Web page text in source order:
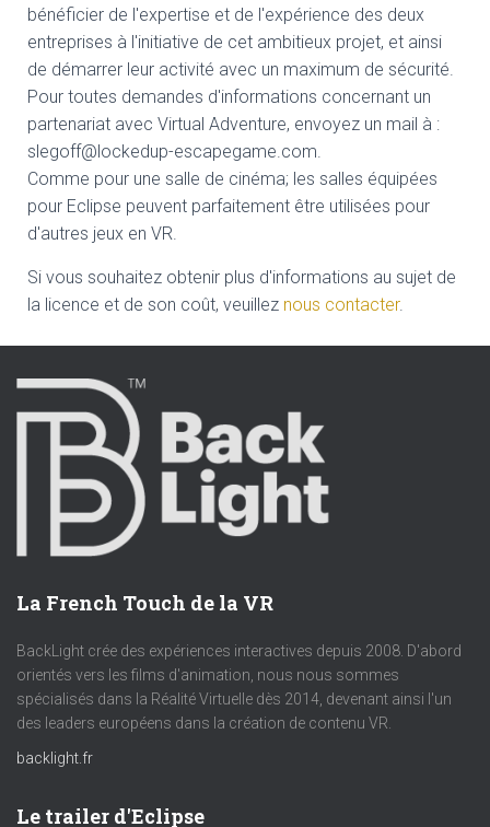
bénéficier de l'expertise et de l'expérience des deux
entreprises à l'initiative de cet ambitieux projet, et ainsi
de démarrer leur activité avec un maximum de sécurité.
Pour toutes demandes d'informations concernant un
partenariat avec Virtual Adventure, envoyez un mail à :
slegoff@lockedup-escapegame.com.
Comme pour une salle de cinéma; les salles équipées
pour Eclipse peuvent parfaitement être utilisées pour
d'autres jeux en VR.
Si vous souhaitez obtenir plus d'informations au sujet de
la licence et de son coût, veuillez nous contacter.
La French Touch de la VR
BackLight crée des expériences interactives depuis 2008. D'abord
orientés vers les films d'animation, nous nous sommes
spécialisés dans la Réalité Virtuelle dès 2014, devenant ainsi l'un
des leaders européens dans la création de contenu VR.
backlight.fr
Le trailer d'Eclipse